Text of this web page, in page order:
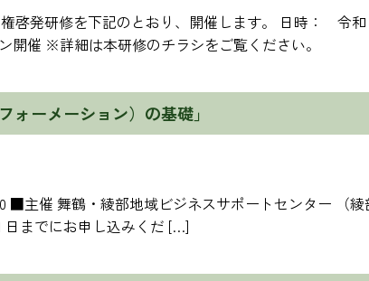
貿易関係証明
容器包装リサイクル
会員登録情報の変更について
啓発研修を下記のとおり、開催します。 日時： 令
催 ※詳細は本研修のチラシをご覧ください。
ォーメーション）の基礎」
■主催 舞鶴・綾部地域ビジネスサポートセンター （
までにお申し込みくだ […]